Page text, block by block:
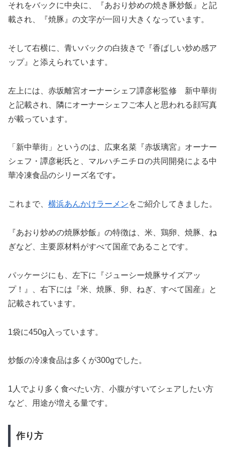
それをバックに中央に、『あおり炒めの焼き豚炒飯』と記
載され、『焼豚』の文字が一回り大きくなっています。
そして右横に、青いバックの白抜きで『香ばしい炒め感ア
ップ』と添えられています。
左上には、赤坂離宮オーナーシェフ譚彦彬監修 新中華街
と記載され、隣にオーナーシェフご本人と思われる顔写真
が載っています。
「新中華街」というのは、広東名菜『赤坂璃宮』オーナー
シェフ・譚彦彬氏と、マルハチニチロの共同開発による中
華冷凍食品のシリーズ名です｡
これまで、 横浜あんかけラーメンをご紹介してきました。
『あおり炒めの焼豚炒飯』の特徴は、米、鶏卵、焼豚、ね
ぎなど、主要原材料がすべて国産であることです。
パッケージにも、左下に『ジューシー焼豚サイズアッ
プ！』、右下には『米、焼豚、卵、ねぎ、すべて国産』と
記載されています。
1袋に450g入っています。
炒飯の冷凍食品は多くが300gでした。
1人でより多く食べたい方、小腹がすいてシェアしたい方
など、用途が増える量です。
作り方